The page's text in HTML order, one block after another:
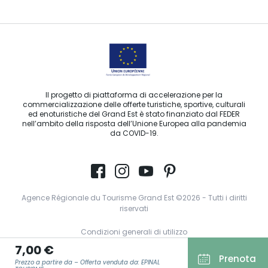
7,00 €
Prezzo a partire da – Offerta venduta da: EPINAL Prenota
Il progetto di piattaforma di accelerazione per la
commercializzazione delle offerte turistiche, sportive, culturali
ed enoturistiche del Grand Est è stato finanziato dal FEDER
nell’ambito della risposta dell’Unione Europea alla pandemia
da COVID-19.
Agence Régionale du Tourisme Grand Est ©2026 - Tutti i diritti
riservati
Condizioni generali di utilizzo